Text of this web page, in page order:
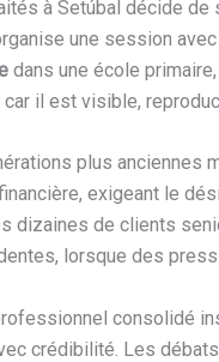
à Setúbal décide
une session
dans une école
il est visible,
plus anciennes
exigeant le
de clients
lorsque des
consolidé
crédibilité. Les